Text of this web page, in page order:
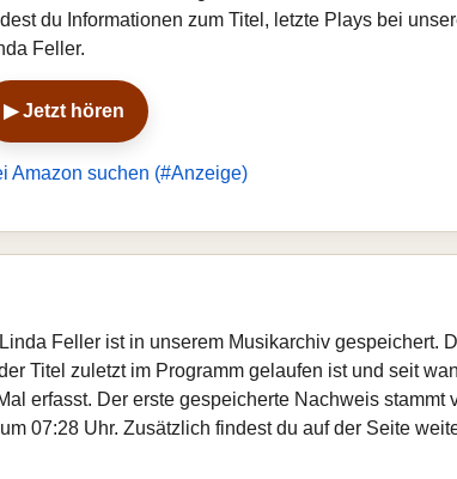
du Informationen zum Titel, letzte Plays bei
Feller.
▶ Jetzt hören
Amazon suchen (#Anzeige)
Feller ist in unserem Musikarchiv gespeichert.
Titel zuletzt im Programm gelaufen ist und seit
erfasst. Der erste gespeicherte Nachweis stammt
07:28 Uhr. Zusätzlich findest du auf der Seite